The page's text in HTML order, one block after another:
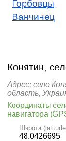
Горбовцы
Ванчинец
Конятин,
Адрес: село
область,
Координаты
навигатора
Широта
48.0426695